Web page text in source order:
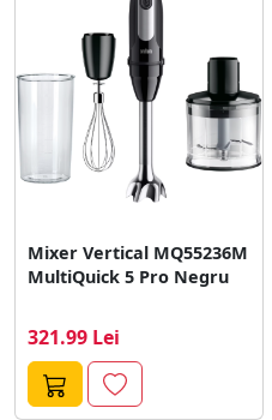
Mixer Vertical MQ55236M
MultiQuick 5 Pro Negru
321.99 Lei